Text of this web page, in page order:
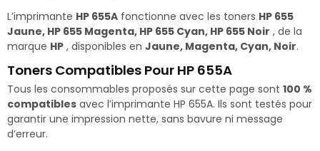
L’imprimante HP 655A fonctionne avec les toners HP 655
Jaune, HP 655 Magenta, HP 655 Cyan, HP 655 Noir , de la
marque HP , disponibles en Jaune, Magenta, Cyan, Noir.
Toners Compatibles Pour HP 655A
Tous les consommables proposés sur cette page sont 100 %
compatibles avec l’imprimante HP 655A. Ils sont testés pour
garantir une impression nette, sans bavure ni message
d’erreur.